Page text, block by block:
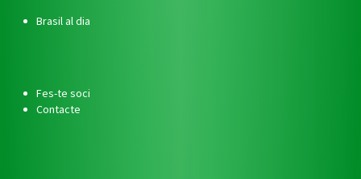
Brasil al dia
Fes-te soci
Contacte